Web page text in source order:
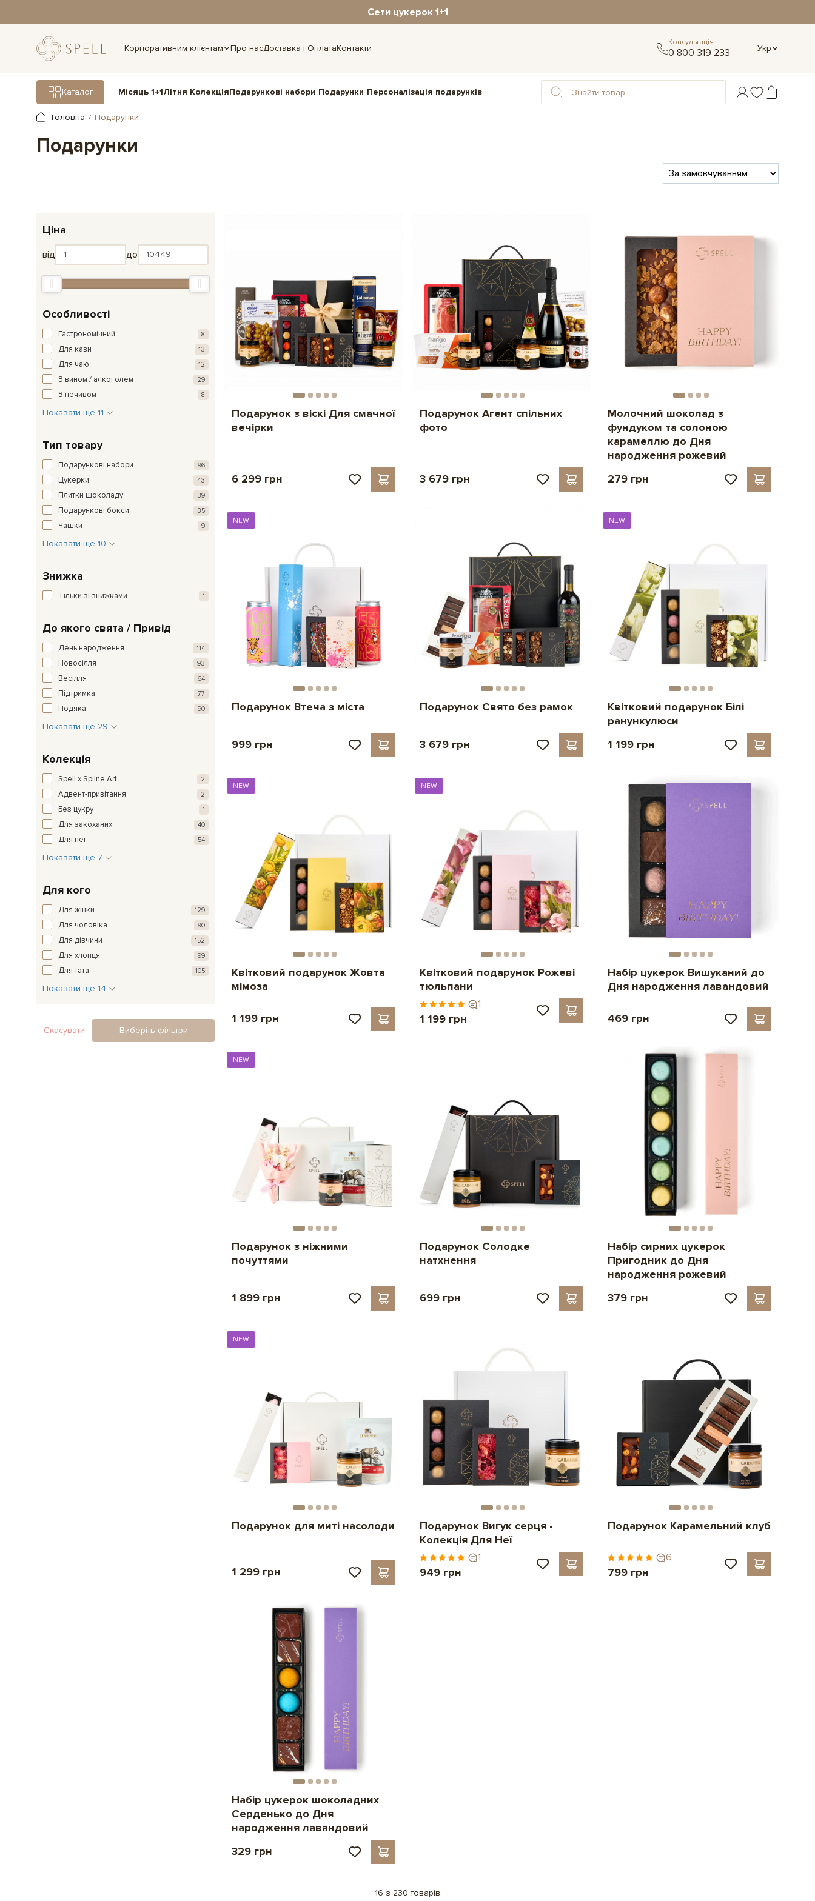
Сети цукерок 1+1
Корпоративним клієнтам Про насДоставка і ОплатаКонтакти
Консультація:
0 800 319 233 Укр
Каталог Місяць 1+1Літня КолекціяПодарункові набори Подарунки Персоналізація подарунків
Головна Подарунки
Подарунки
Ціна
від до
Особливості
Гастрономічний 8
Для кави 13
Для чаю 12
З вином / алкоголем 29
З печивом 8
Показати ще 11
Тип товару
Подарункові набори 96
Цукерки 43
Плитки шоколаду 39
Подарункові бокси 35
Чашки 9
Показати ще 10
Знижка
Тільки зі знижками 1
До якого свята / Привід
День народження 114
Новосілля 93
Весілля 64
Підтримка 77
Подяка 90
Показати ще 29
Колекція
Spell x Spilne.Art 2
Адвент-привітання 2
Без цукру 1
Для закоханих 40
Для неї 54
Показати ще 7
Для кого
Для жінки 129
Для чоловіка 90
Для дівчини 152
Для хлопця 99
Для тата 105
Показати ще 14
Скасувати Виберіть фільтри
Подарунок з віскі Для смачної
вечірки
6 299 грн
Подарунок Агент спільних
фото
3 679 грн
Молочний шоколад з
фундуком та солоною
карамеллю до Дня
народження рожевий
279 грн
NEW
Подарунок Втеча з міста
999 грн
Подарунок Свято без рамок
3 679 грн
NEW
Квітковий подарунок Білі
ранункулюси
1 199 грн
NEW
Квітковий подарунок Жовта
мімоза
1 199 грн
NEW
Квітковий подарунок Рожеві
тюльпани
1
1 199 грн
Набір цукерок Вишуканий до
Дня народження лавандовий
469 грн
NEW
Подарунок з ніжними
почуттями
1 899 грн
Подарунок Солодке
натхнення
699 грн
Набір сирних цукерок
Пригодник до Дня
народження рожевий
379 грн
NEW
Подарунок для миті насолоди
1 299 грн
Подарунок Вигук серця -
Колекція Для Неї
1
949 грн
Подарунок Карамельний клуб
6
799 грн
Набір цукерок шоколадних
Серденько до Дня
народження лавандовий
329 грн
16 з 230 товарів